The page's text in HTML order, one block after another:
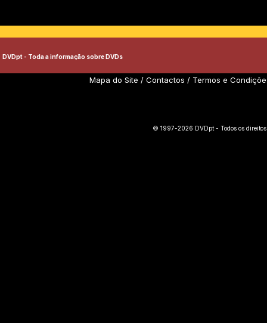
DVDpt - Toda a informação sobre DVDs
Mapa do Site / Contactos / Termos e
© 1997-2026 DVDpt - Todos os direitos